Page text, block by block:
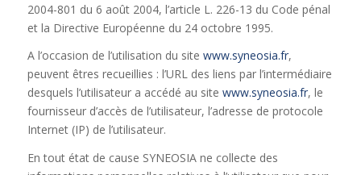
2004-801 du 6 août 2004, l’article L. 226-13 du Code pénal
et la Directive Européenne du 24 octobre 1995.
A l’occasion de l’utilisation du site www.syneosia.fr,
peuvent êtres recueillies : l’URL des liens par l’intermédiaire
desquels l’utilisateur a accédé au site www.syneosia.fr, le
fournisseur d’accès de l’utilisateur, l’adresse de protocole
Internet (IP) de l’utilisateur.
En tout état de cause SYNEOSIA ne collecte des